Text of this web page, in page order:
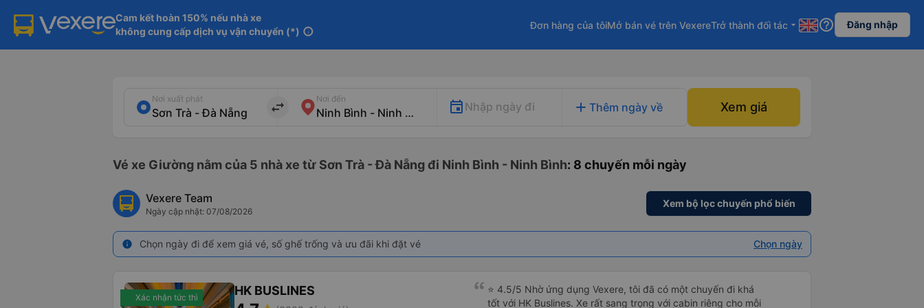
Cam kết hoàn 150% nếu nhà xe
không cung cấp dịch vụ vận chuyển (*) info
Đơn hàng của tôiMở bán vé trên VexereTrở thành đối tác arrow_drop_down help_outline Đăng nhập
Nơi xuất phát
import_export
Nơi đến
Nhập ngày đi add Thêm ngày về Xem giá
Vé xe Giường nằm của 5 nhà xe từ Sơn Trà - Đà Nẵng đi Ninh Bình - Ninh Bình: 8 chuyến mỗi ngày
Vexere Team
Ngày cập nhật: 07/08/2026
Xem bộ lọc chuyến phổ biến
info Chọn ngày đi để xem giá vé, số ghế trống và ưu đãi khi đặt vé Chọn ngày
Xác nhận tức thì HK BUSLINES
⭐ 4.5/5 Nhờ ứng dụng Vexere, tôi đã có một chuyến đi khá
tốt với HK Buslines. Xe rất sang trọng với cabin riêng cho mỗi